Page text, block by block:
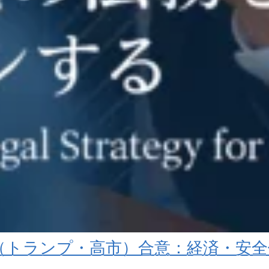
ランプ・高市）合意：経済・安